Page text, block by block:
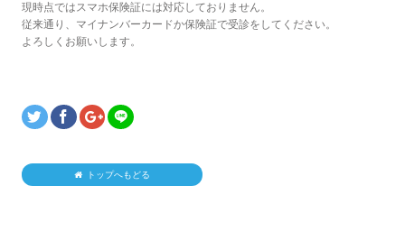
現時点ではスマホ保険証には対応しておりません。
従来通り、マイナンバーカードか保険証で受診をしてください。
よろしくお願いします。
トップへもどる